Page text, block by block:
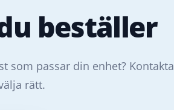
beställer
som passar din enhet? Kontakta
rätt.